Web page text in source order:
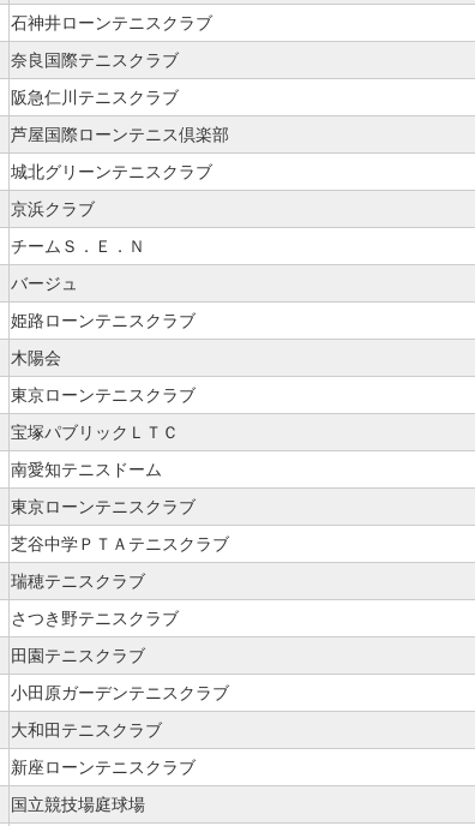
石神井ローンテニスクラブ
奈良国際テニスクラブ
阪急仁川テニスクラブ
芦屋国際ローンテニス倶楽部
城北グリーンテニスクラブ
京浜クラブ
チームＳ．Ｅ．Ｎ
バージュ
姫路ローンテニスクラブ
木陽会
東京ローンテニスクラブ
宝塚パブリックＬＴＣ
南愛知テニスドーム
東京ローンテニスクラブ
芝谷中学ＰＴＡテニスクラブ
瑞穂テニスクラブ
さつき野テニスクラブ
田園テニスクラブ
小田原ガーデンテニスクラブ
大和田テニスクラブ
新座ローンテニスクラブ
国立競技場庭球場